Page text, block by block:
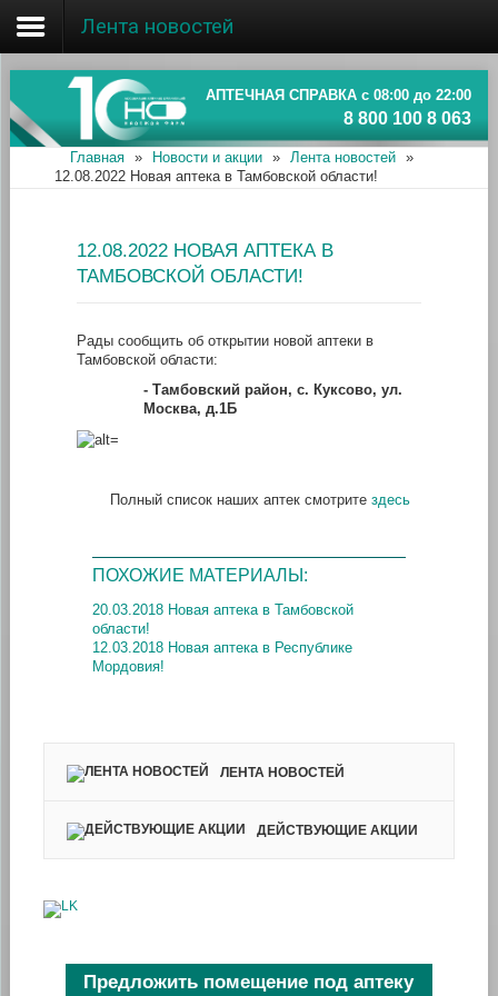
Главная
Об ассоциации
Наши аптеки
Информация
Лента новостей
АПТЕЧНАЯ СПРАВКА с 08:00 до 22:00
8 800 100 8 063
Главная » Новости и акции » Лента новостей
»
12.08.2022 Новая аптека в Тамбовской области!
12.08.2022 НОВАЯ АПТЕКА В
ТАМБОВСКОЙ ОБЛАСТИ!
Рады сообщить об открытии новой аптеки в
Тамбовской области:
- Тамбовский район, с. Куксово, ул.
Москва, д.1Б
Полный список наших аптек смотрите здесь
ПОХОЖИЕ МАТЕРИАЛЫ:
20.03.2018 Новая аптека в Тамбовской
области!
12.03.2018 Новая аптека в Республике
Мордовия!
ЛЕНТА НОВОСТЕЙ
ДЕЙСТВУЮЩИЕ АКЦИИ
Предложить помещение под аптеку